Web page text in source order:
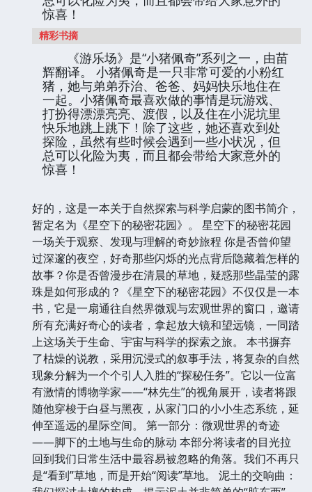
惊喜！
精彩书摘
《游乐场》是“小猪佩奇”系列之一，由苗
辉翻译。 小猪佩奇是一只非常可爱的小粉红
猪，她与弟弟乔治、爸爸、妈妈快乐地住在
一起。小猪佩奇最喜欢做的事情是玩游戏、
打扮得漂漂亮亮、渡假，以及住在小泥坑里
快乐地跳上跳下！除了这些，她还喜欢到处
探险，虽然有些时候会遇到一些小状况，但
总可以化险为夷，而且都会带给大家意外的
惊喜！
好的，这是一本关于自然探索与科学启蒙的图书简介，
暂定名为《星空下的秘密花园》。 星空下的秘密花园
一场关于观察、发现与理解的奇妙旅程 你是否曾仰望
过深邃的夜空，好奇那些闪烁的光点背后隐藏着怎样的
故事？你是否曾漫步在清晨的草地，疑惑那些晶莹的露
珠是如何形成的？《星空下的秘密花园》不仅仅是一本
书，它是一扇通往自然界微观与宏观世界的窗口，邀请
所有充满好奇心的读者，拿起放大镜和望远镜，一同踏
上这场关于生命、宇宙与科学的探索之旅。 本书摒弃
了枯燥的说教，采用沉浸式的叙事手法，将复杂的自然
现象分解为一个个引人入胜的“探秘任务”。它以一位富
有激情的博物学家——“林先生”的视角展开，读者将跟
随他穿梭于白昼与黑夜，从家门口的小小生态系统，延
伸至遥远的星际空间。 第一部分：微观世界的奇迹
——脚下的土地与生命的脉动 本部分将读者的目光拉
回到我们日常生活中最容易被忽略的角落。我们不再只
是“看到”草地，而是开始“阅读”草地。 泥土的交响曲：